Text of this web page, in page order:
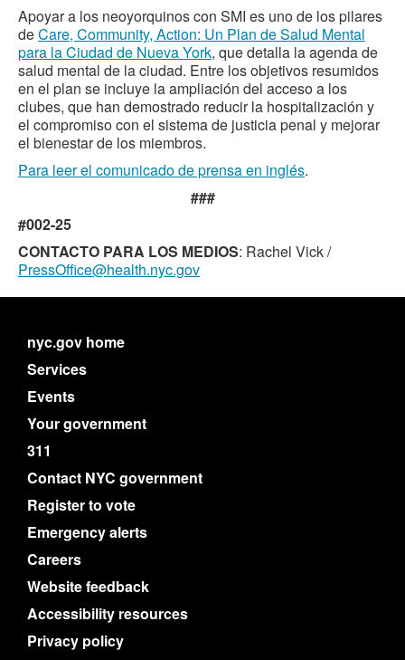
Apoyar a los neoyorquinos con SMI es uno de los pilares
deCare, Community, Action: Un Plan de Salud Mental
para la Ciudad de Nueva York, que detalla la agenda de
salud mental de la ciudad. Entre los objetivos resumidos
en el plan se incluye la ampliación del acceso a los
clubes, que han demostrado reducir la hospitalización y
el compromiso con el sistema de justicia penal y mejorar
el bienestar de los miembros.
Para leer el comunicado de prensa en inglés.
###
#002-25
CONTACTO PARA LOS MEDIOS: Rachel Vick /
PressOffice@health.nyc.gov
nyc.gov home
Services
Events
Your government
311
Contact NYC government
Register to vote
Emergency alerts
Careers
Website feedback
Accessibility resources
Privacy policy